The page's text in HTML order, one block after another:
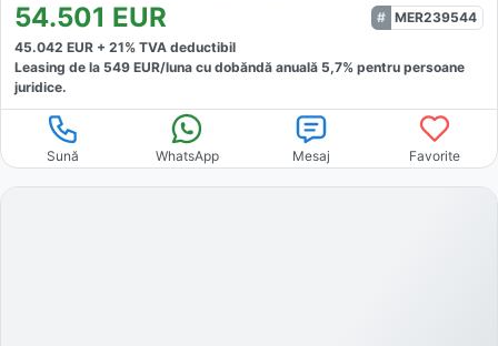
54.501 EUR
MER239544
45.042 EUR + 21% TVA deductibil
Leasing de la 549 EUR/luna cu dobăndă anuală 5,7% pentru persoane
juridice.
Sună WhatsApp Mesaj Favorite